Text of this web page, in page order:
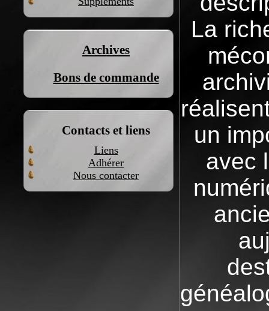
Archives
Bons de commande
Contacts et liens
Liens
Adhérer
Nous contacter
La
un
avec